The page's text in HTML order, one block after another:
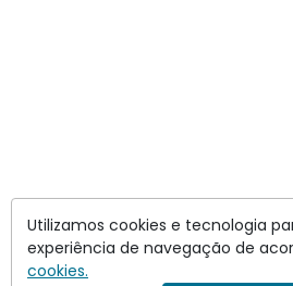
Utilizamos cookies e tecnologia
experiência de navegação de
cookies.